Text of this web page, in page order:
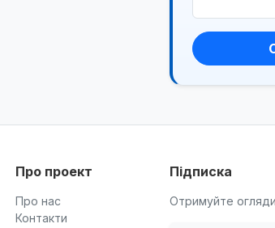
Про проект
Про нас
Контакти
Підписка
Отримуйте